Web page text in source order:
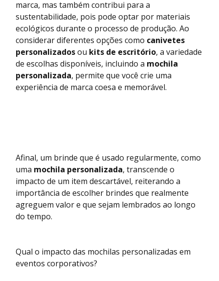
marca, mas também contribui para a
sustentabilidade, pois pode optar por materiais
ecológicos durante o processo de produção. Ao
considerar diferentes opções como canivetes
personalizadosou kits de escritório, a variedade
de escolhas disponíveis, incluindo a mochila
personalizada, permite que você crie uma
experiência de marca coesa e memorável.
Afinal, um brinde que é usado regularmente, como
uma mochila personalizada, transcende o
impacto de um item descartável, reiterando a
importância de escolher brindes que realmente
agreguem valor e que sejam lembrados ao longo
do tempo.
Qual o impacto das mochilas personalizadas em
eventos corporativos?